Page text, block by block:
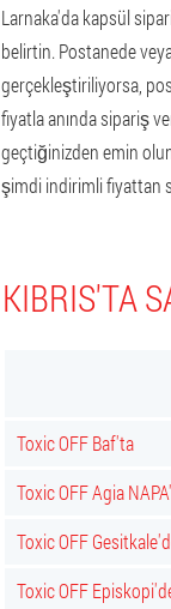
Larnaka'da kapsül
belirtin. Postanede
gerçekleştiriliyorsa,
fiyatla anında sipariş
geçtiğinizden emin
şimdi indirimli fiyattan
KIBRIS'TA
Toxic OFF Baf'ta
Toxic OFF Agia
Toxic OFF
Toxic OFF